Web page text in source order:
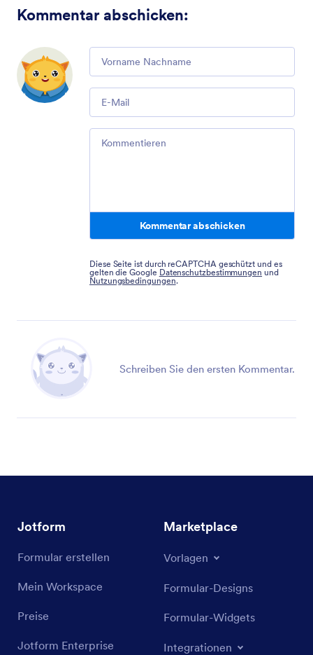
Kommentar abschicken:
Comment
Email
Comment
Kommentar abschicken
Diese Seite ist durch reCAPTCHA geschützt und es
gelten die Google Datenschutzbestimmungen und
Nutzungsbedingungen.
Schreiben Sie den ersten Kommentar.
Jotform
Formular erstellen
Mein Workspace
Preise
Jotform Enterprise
Marketplace
Vorlagen
Formular-Designs
Formular-Widgets
Integrationen